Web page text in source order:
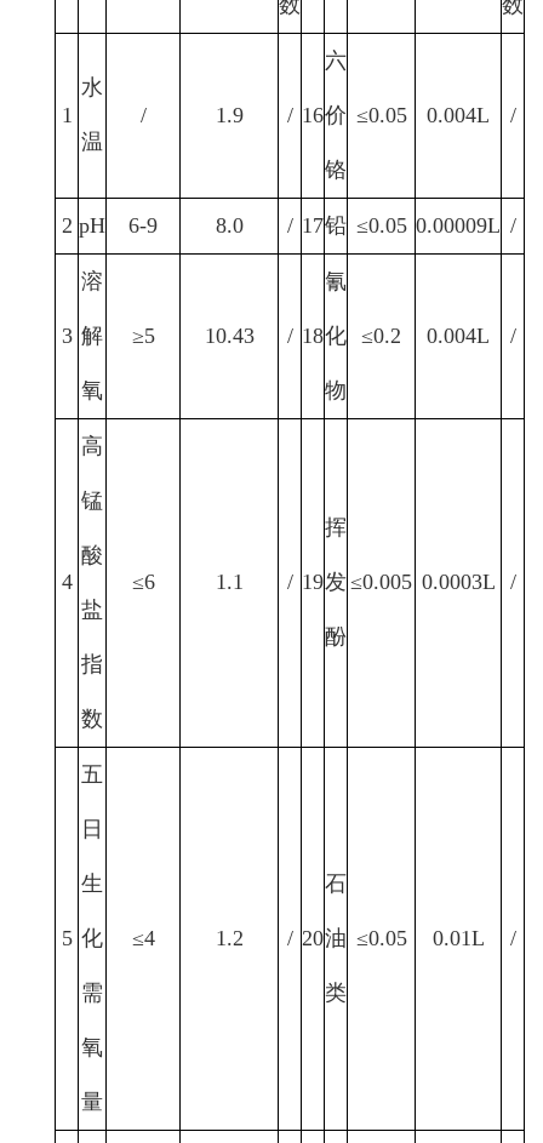
1
水
温
/ 1.9 / 16
六
价
铬
≤0.05 0.004L /
2 pH 6-9 8.0 / 17铅 ≤0.05 0.00009L /
3
溶
解
氧
≥5 10.43 / 18
氰
化
物
≤0.2 0.004L /
4
高
锰
酸
盐
指
数
≤6 1.1 / 19
挥
发
酚
≤0.005 0.0003L /
5
五
日
生
化
需
氧
量
≤4 1.2 / 20
石
油
类
≤0.05 0.01L /